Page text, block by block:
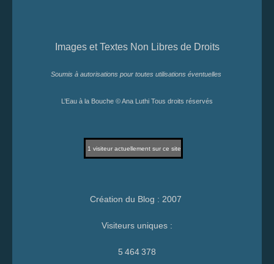
Images et Textes Non Libres de Droits
Soumis à autorisations pour toutes utilisations éventuelles
L’Eau à la Bouche © Ana Luthi Tous droits réservés
1 visiteur actuellement sur ce site
Création du Blog : 2007
Visiteurs uniques :
5 464 378